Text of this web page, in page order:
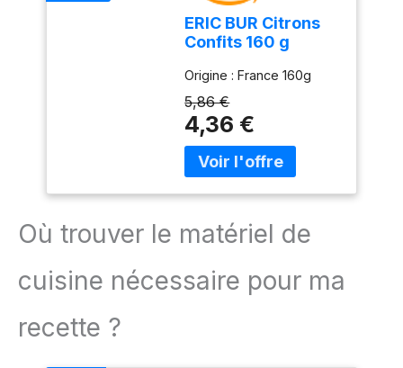
olives, ou le poulet aux
citrons confits et au
gingembre, mais on
dans un tajine de
poisson.
ERIC BUR Citrons
Confits 160 g
Origine : France 160g
5,86 €
4,36 €
Où trouver le matériel de
cuisine nécessaire pour ma
recette ?